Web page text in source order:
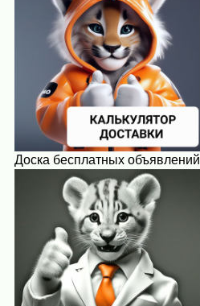
Доска бесплатных объявлений